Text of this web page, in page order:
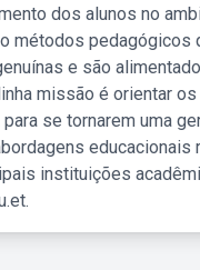
dos alunos no
métodos pedagógicos
e são
missão é orientar
para se tornarem uma
educacionais
instituições